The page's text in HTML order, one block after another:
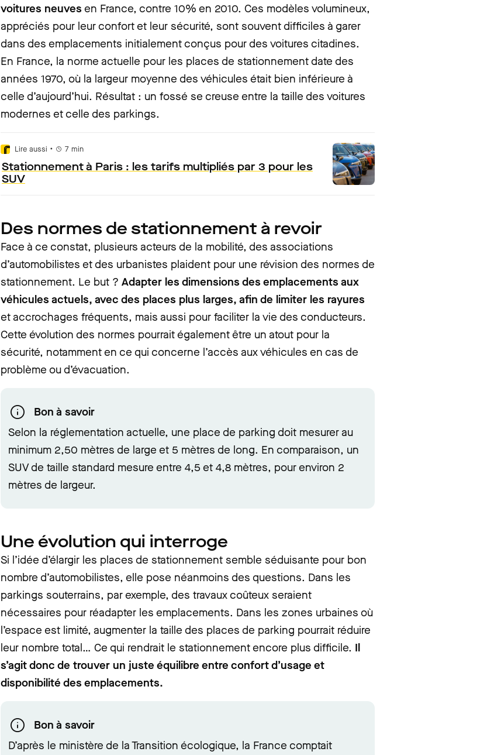
voitures neuves en France, contre 10% en 2010. Ces modèles volumineux,
appréciés pour leur confort et leur sécurité, sont souvent difficiles à garer
dans des emplacements initialement conçus pour des voitures citadines.
En France, la norme actuelle pour les places de stationnement date des
années 1970, où la largeur moyenne des véhicules était bien inférieure à
celle d’aujourd’hui. Résultat : un fossé se creuse entre la taille des voitures
modernes et celle des parkings.
Lire aussi • 7 min
Stationnement à Paris : les tarifs multipliés par 3 pour les
SUV
Des normes de stationnement à revoir
Face à ce constat, plusieurs acteurs de la mobilité, des associations
d’automobilistes et des urbanistes plaident pour une révision des normes de
stationnement. Le but ? Adapter les dimensions des emplacements aux
véhicules actuels, avec des places plus larges, afin de limiter les rayures
et accrochages fréquents, mais aussi pour faciliter la vie des conducteurs.
Cette évolution des normes pourrait également être un atout pour la
sécurité, notamment en ce qui concerne l’accès aux véhicules en cas de
problème ou d’évacuation.
Bon à savoir
Selon la réglementation actuelle, une place de parking doit mesurer au
minimum 2,50 mètres de large et 5 mètres de long. En comparaison, un
SUV de taille standard mesure entre 4,5 et 4,8 mètres, pour environ 2
mètres de largeur.
Une évolution qui interroge
Si l’idée d’élargir les places de stationnement semble séduisante pour bon
nombre d’automobilistes, elle pose néanmoins des questions. Dans les
parkings souterrains, par exemple, des travaux coûteux seraient
nécessaires pour réadapter les emplacements. Dans les zones urbaines où
l’espace est limité, augmenter la taille des places de parking pourrait réduire
leur nombre total… Ce qui rendrait le stationnement encore plus difficile. Il
s’agit donc de trouver un juste équilibre entre confort d’usage et
disponibilité des emplacements.
Bon à savoir
D’après le ministère de la Transition écologique, la France comptait